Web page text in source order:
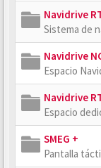
Navidrive
Sistema de
Navidrive
Espacio
Navidrive
Espacio
SMEG +
Pantalla